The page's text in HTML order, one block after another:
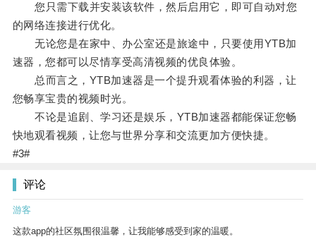
您只需下载并安装该软件，然后启用它，即可自动对您
的网络连接进行优化。
无论您是在家中、办公室还是旅途中，只要使用YTB加
速器，您都可以尽情享受高清视频的优良体验。
总而言之，YTB加速器是一个提升观看体验的利器，让
您畅享宝贵的视频时光。
不论是追剧、学习还是娱乐，YTB加速器都能保证您畅
快地观看视频，让您与世界分享和交流更加方便快捷。
#3#
评论
游客
这款app的社区氛围很温馨，让我能够感受到家的温暖。